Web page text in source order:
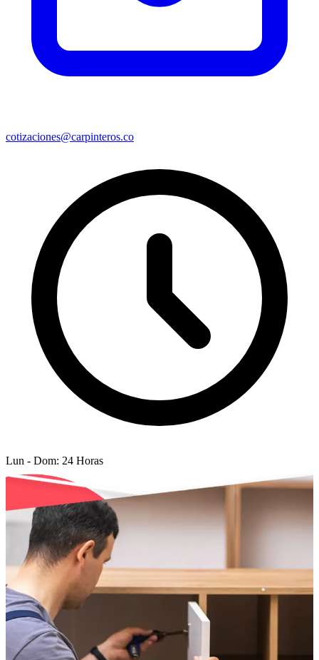
cotizaciones@carpinteros.co
Lun - Dom: 24 Horas